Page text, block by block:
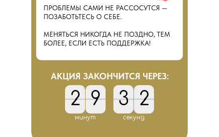
ПРОБЛЕМЫ САМИ НЕ РАССОСУТСЯ —
ПОЗАБОТЬТЕСЬ О СЕБЕ.
МЕНЯТЬСЯ НИКОГДА НЕ ПОЗДНО, ТЕМ
БОЛЕЕ, ЕСЛИ ЕСТЬ ПОДДЕРЖКА!
АКЦИЯ ЗАКОНЧИТСЯ ЧЕРЕЗ:
3
2
2
3 0
9
9
0
минут
4
3
3
4 2
1
1
2
секунд